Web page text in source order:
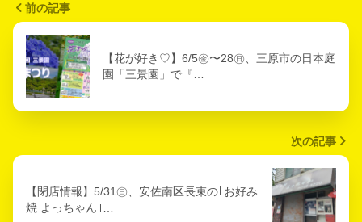
前の記事
【花が好き♡】6/5㊎〜28㊐、三原市の日本庭
園「三景園」で『…
次の記事
【閉店情報】5/31㊐、安佐南区長束の｢お好み
焼 よっちゃん｣…